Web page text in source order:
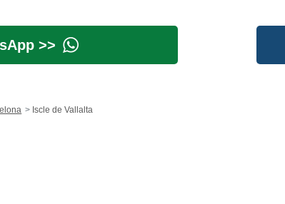
>>
Iscle de Vallalta